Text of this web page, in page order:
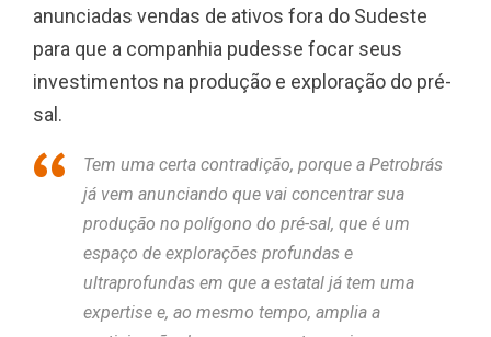
anunciadas vendas de ativos fora do Sudeste
para que a companhia pudesse focar seus
investimentos na produção e exploração do pré-
sal.
Tem uma certa contradição, porque a Petrobrás
já vem anunciando que vai concentrar sua
produção no polígono do pré-sal, que é um
espaço de explorações profundas e
ultraprofundas em que a estatal já tem uma
expertise e, ao mesmo tempo, amplia a